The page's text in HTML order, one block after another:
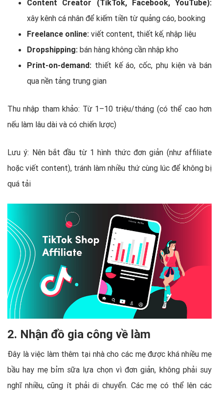
Content Creator (TikTok, Facebook, YouTube):
xây kênh cá nhân để kiếm tiền từ quảng cáo, booking
Freelance online: viết content, thiết kế, nhập liệu
Dropshipping: bán hàng không cần nhập kho
Print-on-demand: thiết kế áo, cốc, phụ kiện và bán
qua nền tảng trung gian
Thu nhập tham khảo: Từ 1–10 triệu/tháng (có thể cao hơn
nếu làm lâu dài và có chiến lược)
Lưu ý: Nên bắt đầu từ 1 hình thức đơn giản (như affiliate
hoặc viết content), tránh làm nhiều thứ cùng lúc để không bị
quá tải
2. Nhận đồ gia công về làm
Đây là việc làm thêm tại nhà cho các mẹ được khá nhiều mẹ
bầu hay mẹ bỉm sữa lựa chọn vì đơn giản, không phải suy
nghĩ nhiều, cũng ít phải di chuyển. Các mẹ có thể lên các